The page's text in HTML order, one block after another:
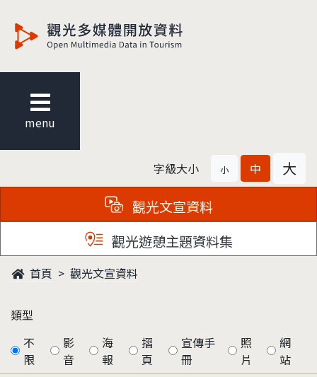
menu
字級大小 小 中 大
觀光文宣資料
觀光遊憩主題資料集
首頁 觀光文宣資料
類型
不
限
影
音
海
報
摺
頁
宣傳手
冊
照
片
網
站